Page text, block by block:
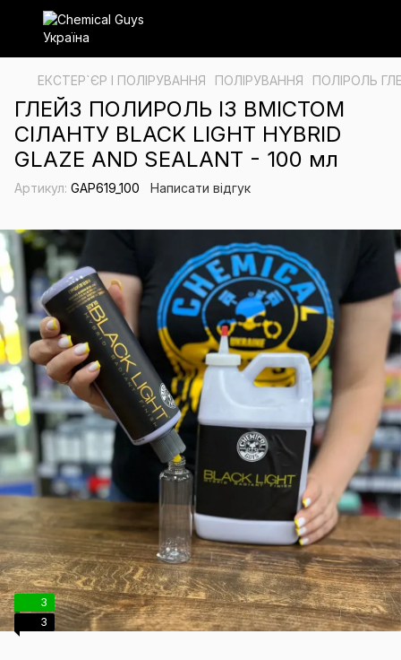
ЕКСТЕР`ЄР І ПОЛІРУВАННЯ ПОЛІРУВАННЯ ПОЛІРОЛЬ
ГЛЕЙЗ ПОЛИРОЛЬ ІЗ ВМІСТОМ
СІЛАНТУ BLACK LIGHT HYBRID
GLAZE AND SEALANT - 100 мл
Артикул: GAP619_100 Написати відгук
3
3